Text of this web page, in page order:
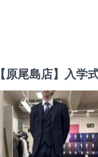
【原尾島店】入学